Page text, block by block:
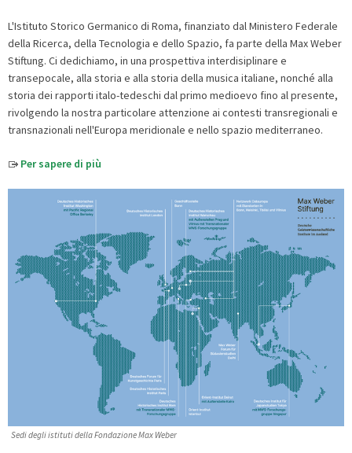
L'Istituto Storico Germanico di Roma, finanziato dal Ministero Federale
della Ricerca, della Tecnologia e dello Spazio, fa parte della Max Weber
Stiftung. Ci dedichiamo, in una prospettiva interdisiplinare e
transepocale, alla storia e alla storia della musica italiane, nonché alla
storia dei rapporti italo-tedeschi dal primo medioevo fino al presente,
rivolgendo la nostra particolare attenzione ai contesti transregionali e
transnazionali nell'Europa meridionale e nello spazio mediterraneo.
Per sapere di più
Sedi degli istituti della Fondazione Max Weber